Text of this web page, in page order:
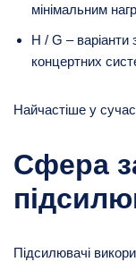
мінімальним
H / G –
концертних
Найчастіше у
Сфера
Підсилювачі